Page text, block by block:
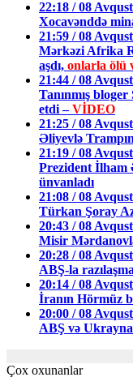
22:18 / 08
Xocavənddə
21:59 / 08
Mərkəzi Afrika
aşdı, onlarla ölü
21:44 / 08
Tanınmış
etdi –VİDEO
21:25 / 08
Əliyevlə
21:19 / 08
Prezident İlham
ünvanladı
21:08 / 08
Türkan Şoray
20:43 / 08
Misir
20:28 / 08
ABŞ-la
20:14 / 08
İranın Hörmüz
20:00 / 08
ABŞ və
Çox oxunanlar